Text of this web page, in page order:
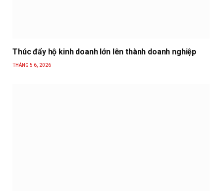
Thúc đẩy hộ kinh doanh lớn lên thành doanh nghiệp
THÁNG 5 6, 2026